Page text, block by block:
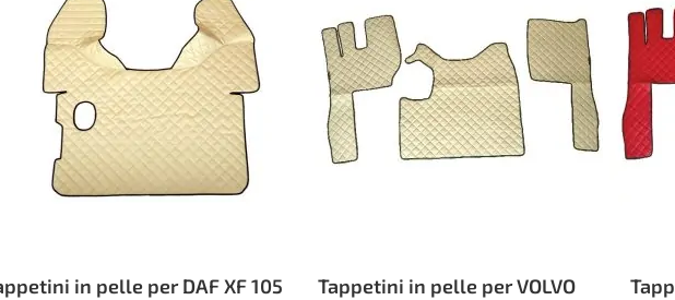
in pelle per DAF XF 105
Tappetini in pelle per VOLVO